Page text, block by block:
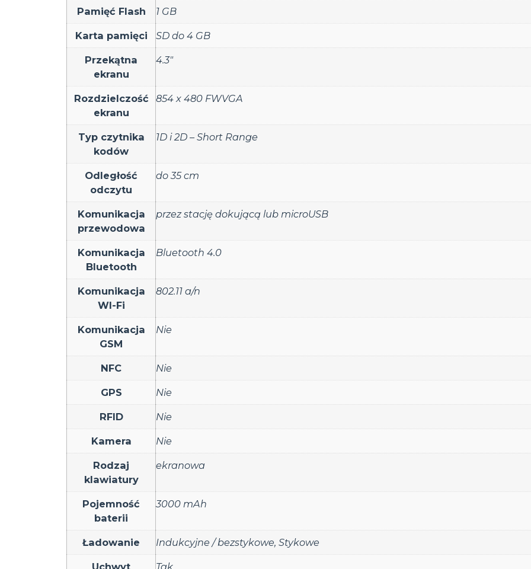
Pamięć Flash 1 GB
Karta pamięci SD do 4 GB
Przekątna
ekranu
4.3"
Rozdzielczość
ekranu
854 x 480 FWVGA
Typ czytnika
kodów
1D i 2D – Short Range
Odległość
odczytu
do 35 cm
Komunikacja
przewodowa
przez stację dokującą lub microUSB
Komunikacja
Bluetooth
Bluetooth 4.0
Komunikacja
WI-Fi
802.11 a/n
Komunikacja
GSM
Nie
NFC Nie
GPS Nie
RFID Nie
Kamera Nie
Rodzaj
klawiatury
ekranowa
Pojemność
baterii
3000 mAh
Ładowanie Indukcyjne / bezstykowe, Stykowe
Uchwyt
Tak